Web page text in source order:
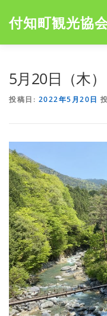
付知町観光協
5月20日（木
投稿日: 2022年5月20日